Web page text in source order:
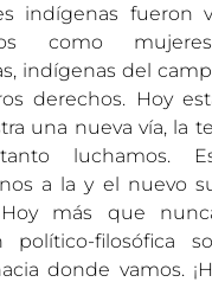
indígenas fueron
como
indígenas del
derechos. Hoy
una nueva vía, la
luchamos.
a la y el nuevo
Hoy más que
político-filosófica
donde vamos.